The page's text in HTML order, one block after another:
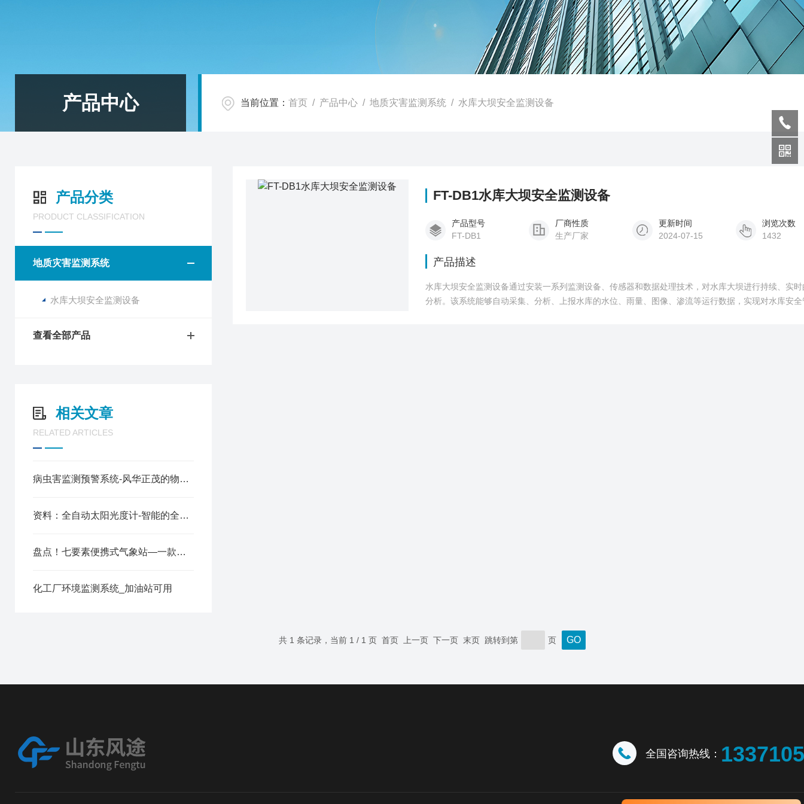
产品中心 当前位置： 首页 / 产品中心 / 地质灾害监测系统 / 水库大坝安全监测设备
产品分类
PRODUCT CLASSIFICATION
地质灾害监测系统
水库大坝安全监测设备
查看全部产品
相关文章
RELATED ARTICLES
病虫害监测预警系统-风华正茂的物联网虫情测报灯（顺+丰+包+邮）
资料：全自动太阳光度计-智能的全波段分光光度计@2023全国包邮
盘点！七要素便携式气象站—一款免调试的便携式自动气象站
化工厂环境监测系统_加油站可用
FT-DB1水库大坝安全监测设备
产品型号
FT-DB1
厂商性质
生产厂家
更新时间
2024-07-15
浏览次数
1432
产品描述
水库大坝安全监测设备通过安装一系列监测设备、传感器和数据处理技术，对水库大坝进行持续、实
分析。该系统能够自动采集、分析、上报水库的水位、雨量、图像、渗流等运行数据，实现对水库安
共 1 条记录，当前 1 / 1 页 首页 上一页 下一页 末页 跳转到第 页
全国咨询热线：